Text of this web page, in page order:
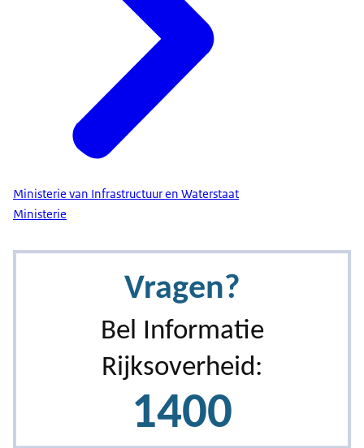
Ministerie van Infrastructuur en Waterstaat
Ministerie